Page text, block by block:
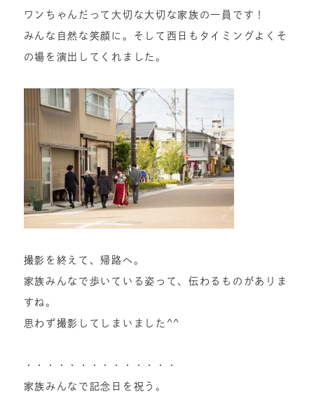
ワンちゃんだって大切な大切な家族の一員です！
みんな自然な笑顔に。そして西日もタイミングよくそ
の場を演出してくれました。
撮影を終えて、帰路へ。
家族みんなで歩いている姿って、伝わるものがありま
すね。
思わず撮影してしまいました^^
・・・・・・・・・・・・・・
家族みんなで記念日を祝う。